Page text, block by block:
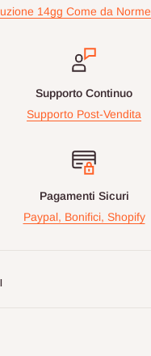
14gg Come da
Supporto Continuo
Supporto Post-Vendita
Pagamenti Sicuri
Paypal, Bonifici, Shopify
Geek/Fumetti/